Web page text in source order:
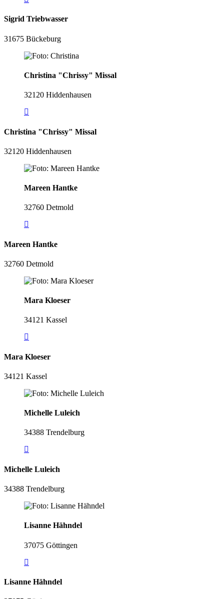
Sigrid Triebwasser
31675 Bückeburg
Christina "Chrissy" Missal
32120 Hiddenhausen
Christina "Chrissy" Missal
32120 Hiddenhausen
Mareen Hantke
32760 Detmold
Mareen Hantke
32760 Detmold
Mara Kloeser
34121 Kassel
Mara Kloeser
34121 Kassel
Michelle Luleich
34388 Trendelburg
Michelle Luleich
34388 Trendelburg
Lisanne Hähndel
37075 Göttingen
Lisanne Hähndel